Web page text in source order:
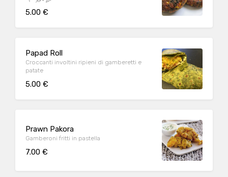
5.00 €
Papad Roll
Croccanti involtini ripieni di gamberetti e
patate
5.00 €
Prawn Pakora
Gamberoni fritti in pastella
7.00 €